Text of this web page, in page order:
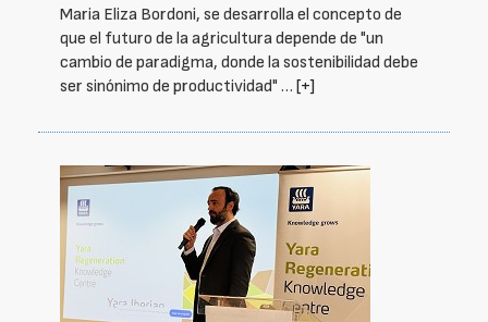
Maria Eliza Bordoni, se desarrolla el concepto de
que el futuro de la agricultura depende de "un
cambio de paradigma, donde la sostenibilidad debe
ser sinónimo de productividad" … [+]